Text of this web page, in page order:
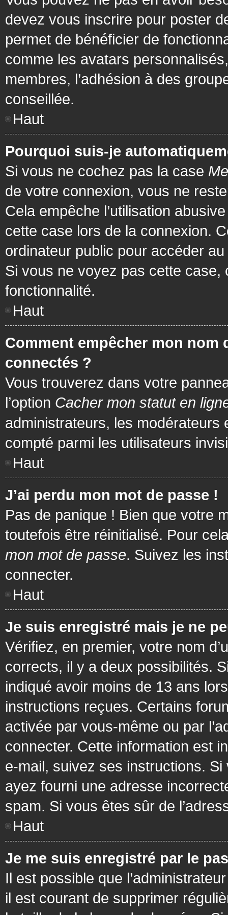
devez vous inscrire pour poster
permet de bénéficier de
comme les avatars
membres, l’adhésion à des
conseillée.
Haut
Pourquoi suis-je
Si vous ne cochez pas la case
de votre connexion, vous ne
Cela empêche l’utilisation
cette case lors de la connexion.
ordinateur public pour accéder
Si vous ne voyez pas cette case,
fonctionnalité.
Haut
Comment empêcher mon nom
connectés ?
Vous trouverez dans votre
l’option Cacher mon statut en
administrateurs, les
compté parmi les utilisateurs
Haut
J’ai perdu mon mot de passe !
Pas de panique ! Bien que votre
toutefois être réinitialisé. Pour
mon mot de passe. Suivez les
connecter.
Haut
Je suis enregistré mais je ne
Vérifiez, en premier, votre nom
corrects, il y a deux possibilités.
indiqué avoir moins de 13 ans
instructions reçues. Certains
activée par vous-même ou par
connecter. Cette information est
e-mail, suivez ses instructions. Si
ayez fourni une adresse
spam. Si vous êtes sûr de
Haut
Je me suis enregistré par le
Il est possible que
il est courant de supprimer